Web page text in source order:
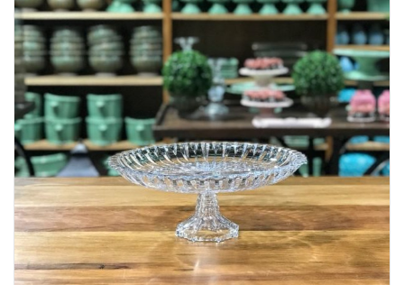
Lost Password
Cadastrar Conta